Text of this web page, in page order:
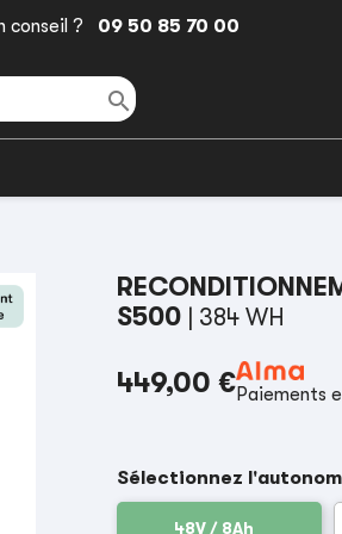
conseil ? 09 50 85 70 00

S500
| 384 WH
449,00 €Paiements
Sélectionnez
48V / 8Ah